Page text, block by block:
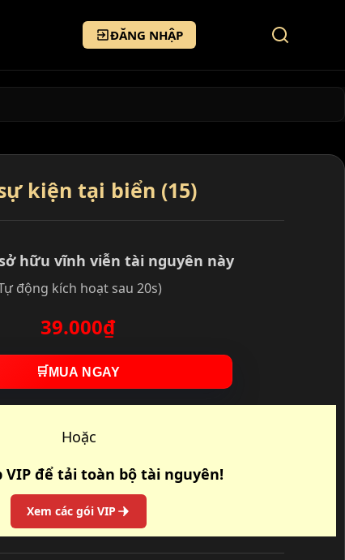
ĐĂNG NHẬP
kiện tại biển (15)
hữu vĩnh viễn tài nguyên này
động kích hoạt sau 20s)
39.000₫
🛒 MUA NGAY
Hoặc
VIP để tải toàn bộ tài nguyên!
Xem các gói VIP